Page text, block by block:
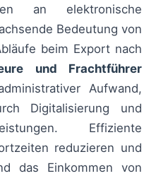
an elektronische
Bedeutung von
beim Export nach
und Frachtführer
Aufwand,
Digitalisierung und
Effiziente
reduzieren und
das Einkommen von